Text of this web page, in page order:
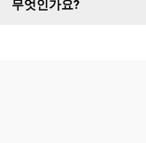
무엇인가요?